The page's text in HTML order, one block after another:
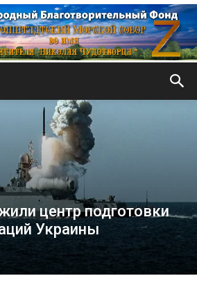
Морской
собор
центр подготовки
Украины